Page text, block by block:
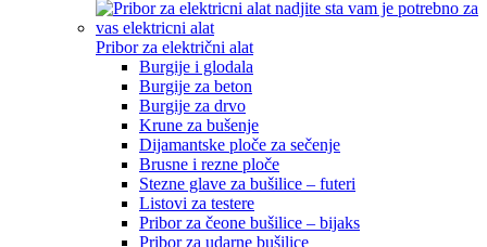
Pribor za električni alat
Burgije i glodala
Burgije za beton
Burgije za drvo
Krune za bušenje
Dijamantske ploče za sečenje
Brusne i rezne ploče
Stezne glave za bušilice – futeri
Listovi za testere
Pribor za čeone bušilice – bijaks
Pribor za udarne bušilice